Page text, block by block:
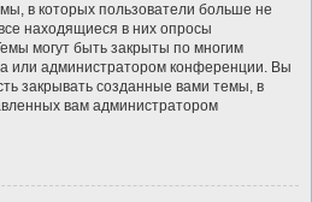
в которых пользователи больше не
находящиеся в них опросы
могут быть закрыты по многим
или администратором конференции. Вы
закрывать созданные вами темы, в
вам администратором